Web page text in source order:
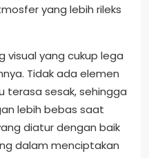
yang lebih rileks
visual yang cukup lega
Tidak ada elemen
terasa sesak, sehingga
lebih bebas saat
diatur dengan baik
dalam menciptakan